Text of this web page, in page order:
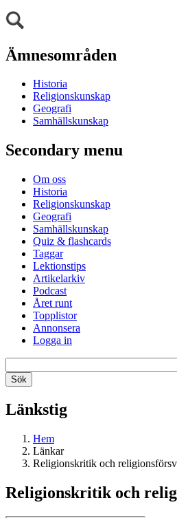
Ämnesområden
Historia
Religionskunskap
Geografi
Samhällskunskap
Secondary menu
Om oss
Historia
Religionskunskap
Geografi
Samhällskunskap
Quiz & flashcards
Taggar
Lektionstips
Artikelarkiv
Podcast
Året runt
Topplistor
Annonsera
Logga in
Länkstig
Hem
Länkar
Religionskritik och
Religionskritik och